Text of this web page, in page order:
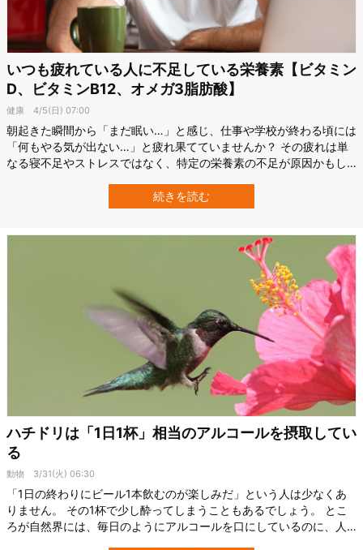
いつも疲れている人に不足している栄養素【ビタミン
D、ビタミンB12、オメガ3脂肪酸】
健康 4/5(日) 07:00
朝起きた瞬間から「まだ眠い…」と感じ、仕事や学校が終わる頃には
「何もやる気が出ない…」と疲れ果てていませんか？ その疲れは単
なる寝不足やストレスではなく、特定の栄養素の不足が原因かもし
University）に所属する栄養学の専門家リナ・ベグダチェ氏は、ビタ
ミンD、ビタミンB12、オメガ3脂肪酸などの栄養素が不足すると、
続きを読む
ハチドリは「1日1杯」相当のアルコールを摂取してい
る
動物 3/31(火) 06:30
「1日の終わりにビール1本飲むのが楽しみだ」という人は少なくあ
りません。 その1杯で少し酔ってしまうこともあるでしょう。 とこ
ろが自然界には、毎日のようにアルコールを口にしているのに、人